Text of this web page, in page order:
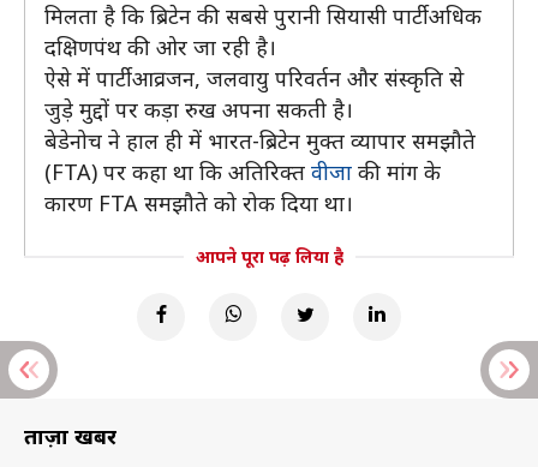
मिलता है कि ब्रिटेन की सबसे पुरानी सियासी पार्टी अधिक
दक्षिणपंथ की ओर जा रही है।
ऐसे में पार्टी आव्रजन, जलवायु परिवर्तन और संस्कृति से
जुड़े मुद्दों पर कड़ा रुख अपना सकती है।
बेडेनोच ने हाल ही में भारत-ब्रिटेन मुक्त व्यापार समझौते
(FTA) पर कहा था कि अतिरिक्त वीजा की मांग के
कारण FTA समझौते को रोक दिया था।
आपने पूरा पढ़ लिया है
ताज़ा खबरें